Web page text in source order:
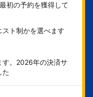
初の予約を獲得して
ト制かを選べます
す。2026年の決済サ
た